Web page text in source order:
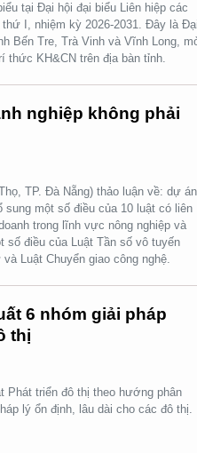
tại Đại hội đại biểu Liên hiệp các
I, nhiệm kỳ 2026-2031. Đây là
Bến Tre, Trà Vinh và Vĩnh Long,
thức KH&CN trên địa bàn tỉnh.
nghiệp không phải
TP. Đà Nẵng) thảo luận về: dự án
một số điều của 10 luật có liên
trong lĩnh vực nông nghiệp và
điều của Luật Tần số vô tuyến
Luật Chuyển giao công nghệ.
6 nhóm giải pháp
thị
Phát triển đô thị theo hướng phân
lý ổn định, lâu dài cho các đô thị.